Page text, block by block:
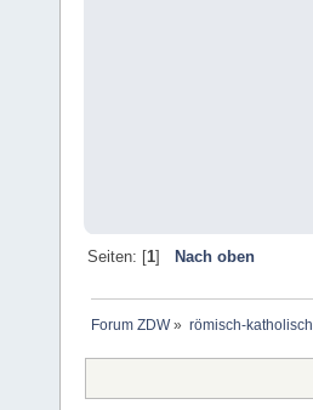
Seiten: [1] Nach oben
Forum ZDW» römisch-katholisch